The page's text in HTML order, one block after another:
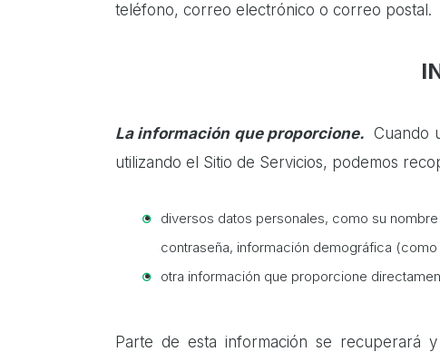
teléfono, correo electrónico o correo postal.
La información que proporcione. Cuando
utilizando el Sitio de Servicios, podemos
diversos datos personales, como su
contraseña, información demográfica
otra información que proporcione
Parte de esta información se recuperará